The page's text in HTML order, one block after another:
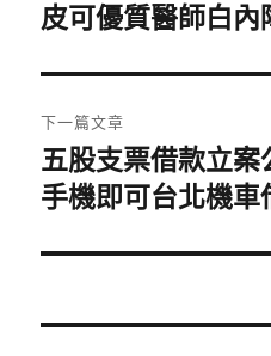
導
覽
一
文
章:
皮可優質醫師白內
下一篇文章
下
一
文
五股支票借款立案
手機即可台北機車